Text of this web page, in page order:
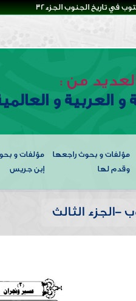
في تاريخ الجنوب الجزء32
من :
العربية و
مؤلفات و بحوث راجعها
وقدم لها
مؤلفات و
إبن جريس
-الجزء الثالث